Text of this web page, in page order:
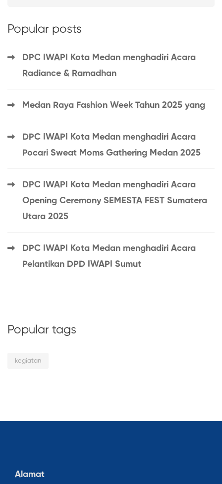
Popular posts
DPC IWAPI Kota Medan menghadiri Acara
Radiance & Ramadhan
Medan Raya Fashion Week Tahun 2025 yang
DPC IWAPI Kota Medan menghadiri Acara
Pocari Sweat Moms Gathering Medan 2025
DPC IWAPI Kota Medan menghadiri Acara
Opening Ceremony SEMESTA FEST Sumatera
Utara 2025
DPC IWAPI Kota Medan menghadiri Acara
Pelantikan DPD IWAPI Sumut
Popular tags
kegiatan
Alamat